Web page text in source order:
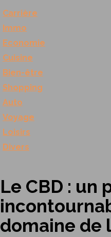
Carrière
Immo
Economie
Cuisine
Bien-être
Shopping
Auto
Voyage
Loisirs
Divers
Le CBD : un
domaine de